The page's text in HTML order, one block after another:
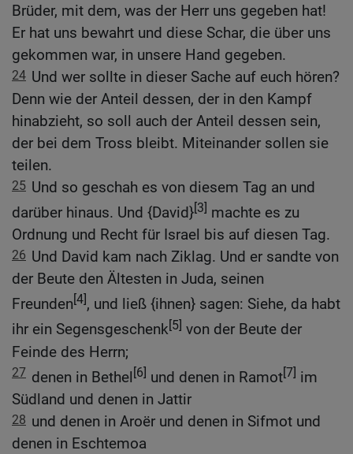
Brüder, mit dem, was der Herr uns gegeben hat!
Er hat uns bewahrt und diese Schar, die über uns
gekommen war, in unsere Hand gegeben.
24 Und wer sollte in dieser Sache auf euch hören?
Denn wie der Anteil dessen, der in den Kampf
hinabzieht, so soll auch der Anteil dessen sein,
der bei dem Tross bleibt. Miteinander sollen sie
teilen.
25 Und so geschah es von diesem Tag an und
darüber hinaus. Und {David}[3] machte es zu
Ordnung und Recht für Israel bis auf diesen Tag.
26 Und David kam nach Ziklag. Und er sandte von
der Beute den Ältesten in Juda, seinen
Freunden[4], und ließ {ihnen} sagen: Siehe, da habt
ihr ein Segensgeschenk[5] von der Beute der
Feinde des Herrn;
27 denen in Bethel [6] und denen in Ramot[7] im
Südland und denen in Jattir
28 und denen in Aroër und denen in Sifmot und
denen in Eschtemoa